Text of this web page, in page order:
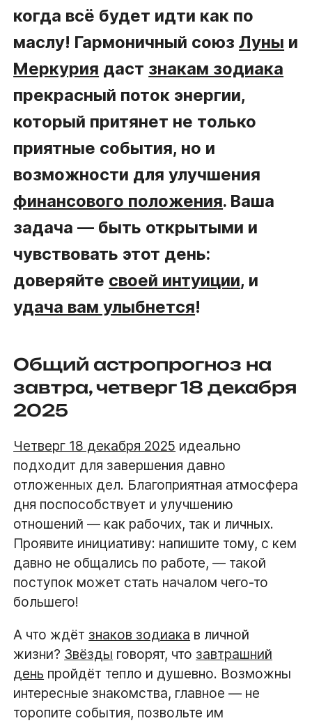
когда всё будет идти как по
маслу! Гармоничный союзЛуны и
Меркурия даст знакам зодиака
прекрасный поток энергии,
который притянет не только
приятные события, но и
возможности для улучшения
финансового положения. Ваша
задача — быть открытыми и
чувствовать этот день:
доверяйте своей интуиции, и
удача вам улыбнется!
Общий астропрогноз на
завтра, четверг 18 декабря
2025
Четверг 18 декабря 2025 идеально
подходит для завершения давно
отложенных дел. Благоприятная атмосфера
дня поспособствует и улучшению
отношений — как рабочих, так и личных.
Проявите инициативу: напишите тому, с кем
давно не общались по работе, — такой
поступок может стать началом чего-то
большего!
А что ждёт знаков зодиака в личной
жизни? Звёзды говорят, что завтрашний
день пройдёт тепло и душевно. Возможны
интересные знакомства, главное — не
торопите события, позвольте им